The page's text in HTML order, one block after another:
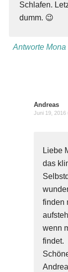
Schlafen.
dumm. 😉
Antworte Mona
Andreas
Juni 19, 2016
Liebe
das
finden
wenn
findet.